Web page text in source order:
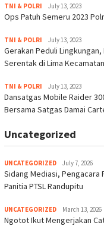
TNI & POLRI July 13, 2023
Ops Patuh Semeru 2023
TNI & POLRI July 13, 2023
Gerakan Peduli
Serentak di Lima Kecamatan
TNI & POLRI July 13, 2023
Dansatgas Mobile Raider
Bersama Satgas Damai
Uncategorized
UNCATEGORIZED July 7, 2026
Sidang Mediasi, Pengacara
Panitia PTSL Randupitu
UNCATEGORIZED March 13, 2026
Ngotot Ikut Mengerjakan